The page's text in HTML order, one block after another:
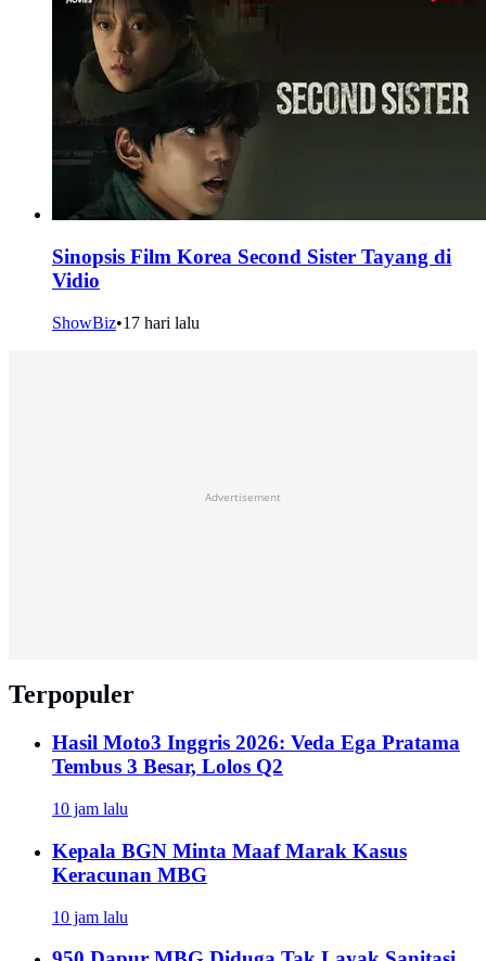
Sinopsis Film Korea Second Sister Tayang di
Vidio
ShowBiz•17 hari lalu
Advertisement
Terpopuler
Hasil Moto3 Inggris 2026: Veda Ega Pratama
Tembus 3 Besar, Lolos Q2
10 jam lalu
Kepala BGN Minta Maaf Marak Kasus
Keracunan MBG
10 jam lalu